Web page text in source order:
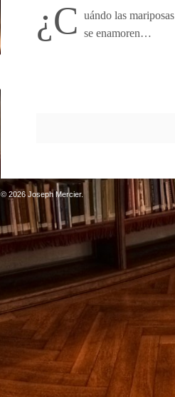
¿C uándo las mariposas
se enamoren…
© 2026 Joseph Mercier.